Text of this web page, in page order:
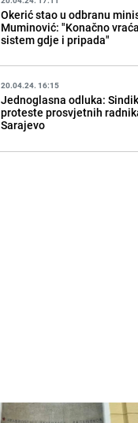
Okerić stao u odbranu
Muminović: "Konačno
sistem gdje i pripada"
20.04.24. 16:15
Jednoglasna odluka:
proteste prosvjetnih
Sarajevo